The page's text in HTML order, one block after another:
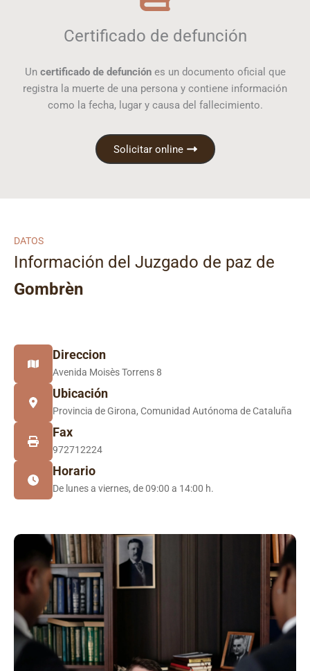
Certificado de defunción
Un certificado de defunciónes un documento oficial que
registra la muerte de una persona y contiene información
como la fecha, lugar y causa del fallecimiento.
Solicitar online
DATOS
Información del Juzgado de paz de
Gombrèn
Direccion
Avenida Moisès Torrens 8
Ubicación
Provincia de Girona, Comunidad Autónoma de Cataluña
Fax
972712224
Horario
De lunes a viernes, de 09:00 a 14:00 h.